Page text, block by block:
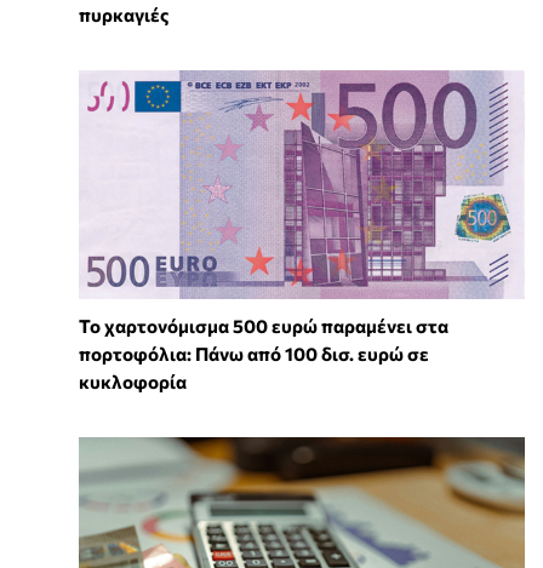
πυρκαγιές
Το χαρτονόμισμα 500 ευρώ παραμένει στα
πορτοφόλια: Πάνω από 100 δισ. ευρώ σε
κυκλοφορία